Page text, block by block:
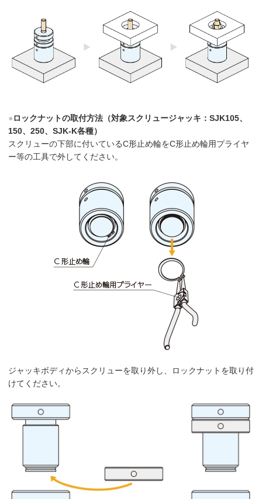
●ロックナットの取付方法（対象スクリュージャッキ：SJK105、
150、250、SJK-K各種）
スクリューの下部に付いているC形止め輪をC形止め輪用プライヤ
ー等の工具で外してください。
ジャッキボディからスクリューを取り外し、ロックナットを取り付
けてください。